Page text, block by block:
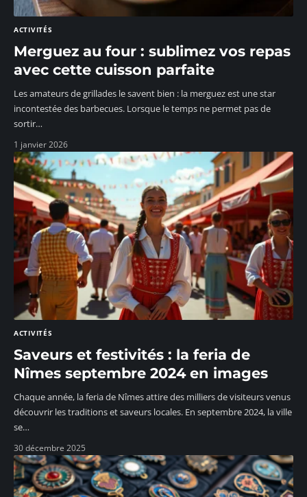
ACTIVITÉS
Merguez au four : sublimez vos repas
avec cette cuisson parfaite
Les amateurs de grillades le savent bien : la merguez est une star
incontestée des barbecues. Lorsque le temps ne permet pas de
sortir…
1 janvier 2026
ACTIVITÉS
Saveurs et festivités : la feria de
Nîmes septembre 2024 en images
Chaque année, la feria de Nîmes attire des milliers de visiteurs venus
découvrir les traditions et saveurs locales. En septembre 2024, la ville
se…
30 décembre 2025